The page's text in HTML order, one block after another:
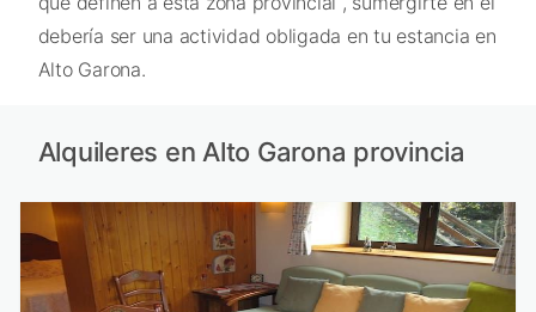
debería ser una actividad obligada en tu estancia en
Alto Garona.
Alquileres en Alto Garona provincia